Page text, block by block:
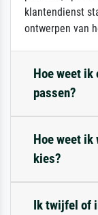
klantendienst
ontwerpen van
Hoe weet
passen?
Hoe weet
kies?
Ik twijfel of